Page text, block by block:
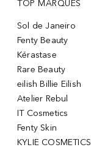
TOP MARQUES
Sol de Janeiro
Fenty Beauty
Kérastase
Rare Beauty
eilish Billie Eilish
Atelier Rebul
IT Cosmetics
Fenty Skin
KYLIE COSMETICS